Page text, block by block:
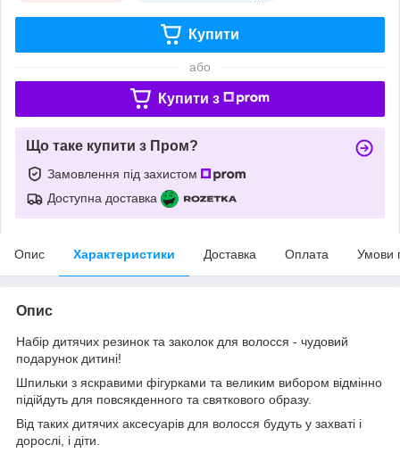
Купити
або
Купити з
Що таке купити з Пром?
Замовлення під захистом
Доступна доставка
Опис Характеристики Доставка Оплата Умови
Опис
Набір дитячих резинок та заколок для волосся - чудовий
подарунок дитині!
Шпильки з яскравими фігурками та великим вибором відмінно
підійдуть для повсякденного та святкового образу.
Від таких дитячих аксесуарів для волосся будуть у захваті і
дорослі, і діти.